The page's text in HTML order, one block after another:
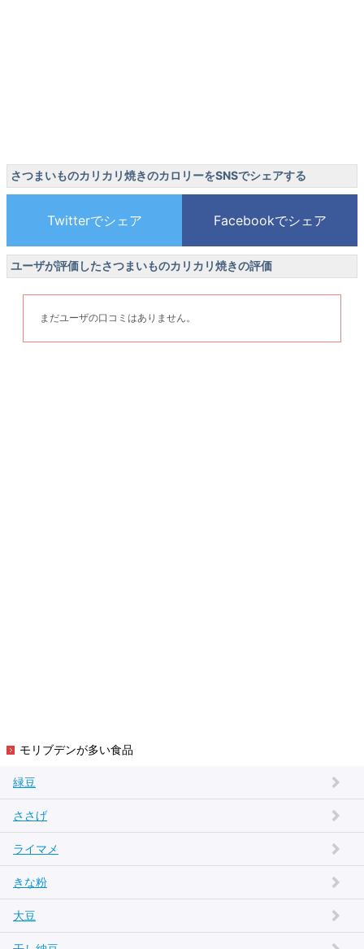
さつまいものカリカリ焼きのカロリーをSNSでシェアする
ユーザが評価したさつまいものカリカリ焼きの評価
まだユーザの口コミはありません。
モリブデンが多い食品
緑豆
ささげ
ライマメ
きな粉
大豆